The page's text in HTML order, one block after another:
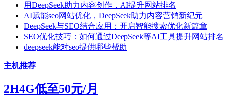
用DeepSeek助力内容创作，AI提升网站排名
AI赋能seo网站优化，DeepSeek助力内容营销新纪元
DeepSeek与SEO结合应用：开启智能搜索优化新篇章
SEO优化技巧：如何通过DeepSeek等AI工具提升网站排名
deepseek能对seo提供哪些帮助
主机推荐
2H4G低至50元/月